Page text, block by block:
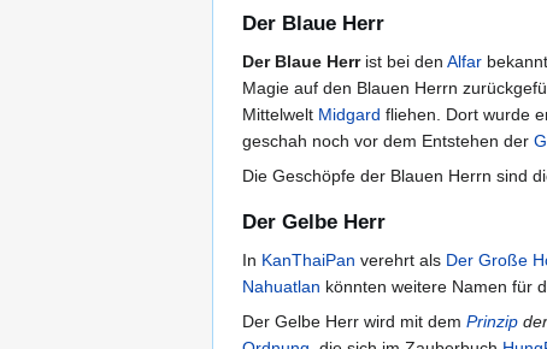
Der Blaue Herr
Der Blaue Herrist bei den Alfar
Magie auf den Blauen Herrn
Mittelwelt Midgard fliehen. Dort wurde
geschah noch vor dem Entstehen der
Die Geschöpfe der Blauen Herrn sind
Der Gelbe Herr
In KanThaiPan verehrt als Der Große
Nahuatlan könnten weitere Namen für
Der Gelbe Herr wird mit dem Prinzip der